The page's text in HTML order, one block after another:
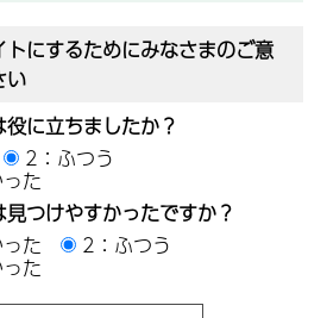
にするためにみなさまのご意
い
に立ちましたか？
2：ふつう
た
つけやすかったですか？
た
2：ふつう
た